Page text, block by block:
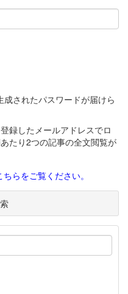
されたパスワードが届けら
録したメールアドレスでロ
たり2つの記事の全文閲覧が
らをご覧ください。